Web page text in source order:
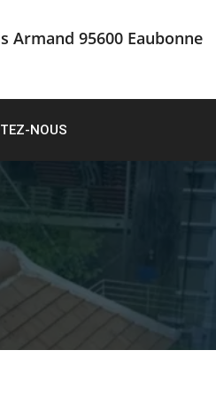
Armand 95600 Eaubonne
NOUS